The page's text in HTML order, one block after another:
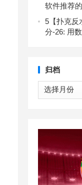
软件推荐
5 【扑克
分-26: 用
归档
归